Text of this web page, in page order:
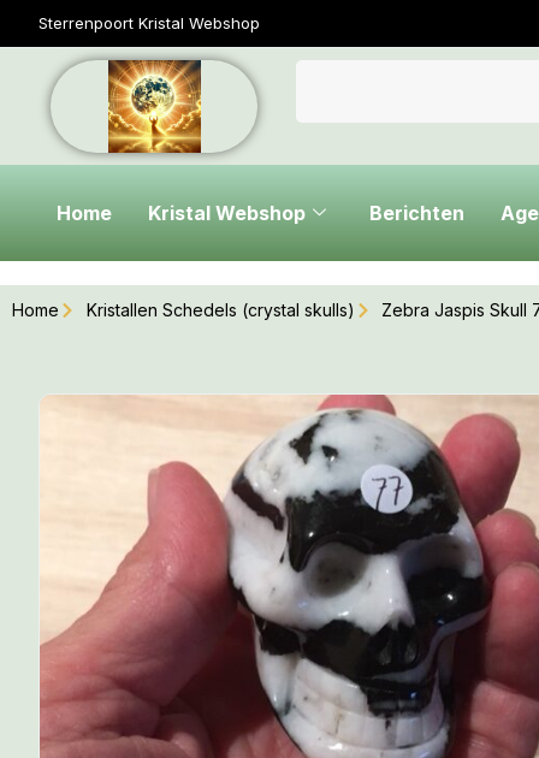
Sterrenpoort Kristal Webshop
Home Kristal Webshop Berichten
Home Kristallen Schedels (crystal skulls) Zebra Jaspis Skull